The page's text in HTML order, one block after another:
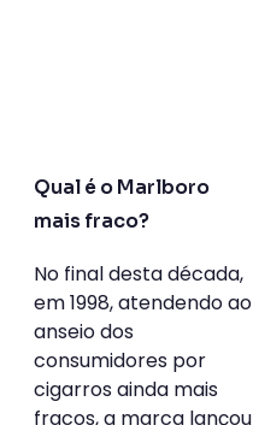
Qual é o Marlboro
mais fraco?
No final desta década,
em 1998, atendendo ao
anseio dos
consumidores por
cigarros ainda mais
fracos, a marca lançou